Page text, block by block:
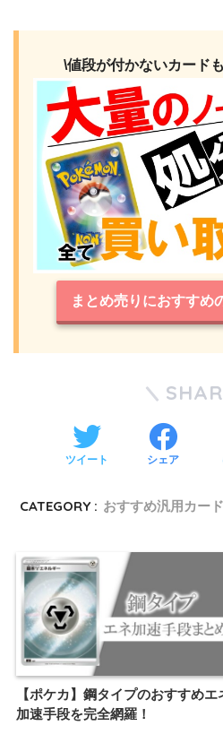
\値段が付かないカード
まとめ売りにおすすめ
ツイート シェア
CATEGORY : おすすめ汎用カード
【ポケカ】鋼タイプのおすすめエ
加速手段を完全網羅！